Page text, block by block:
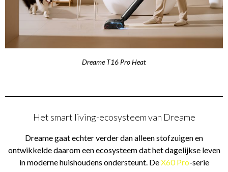
Dreame T16 Pro Heat
Het smart living-ecosysteem van Dreame
Dreame gaat echter verder dan alleen stofzuigen en
ontwikkelde daarom een ecosysteem dat het dagelijkse leven
in moderne huishoudens ondersteunt. DeX60 Pro-serie